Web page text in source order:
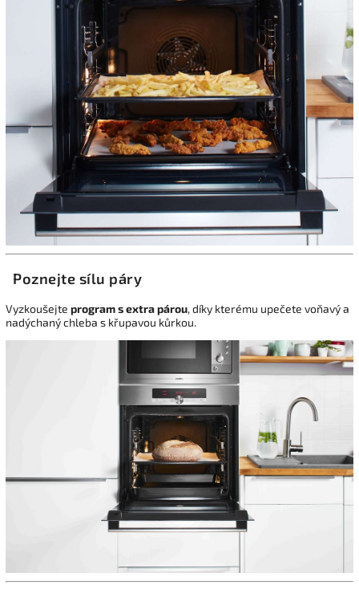
Poznejte sílu páry
Vyzkoušejte program s extra párou, díky kterému upečete voňavý a
nadýchaný chleba s křupavou kůrkou.